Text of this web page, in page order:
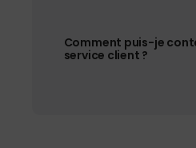
Comment puis-je
service client ?